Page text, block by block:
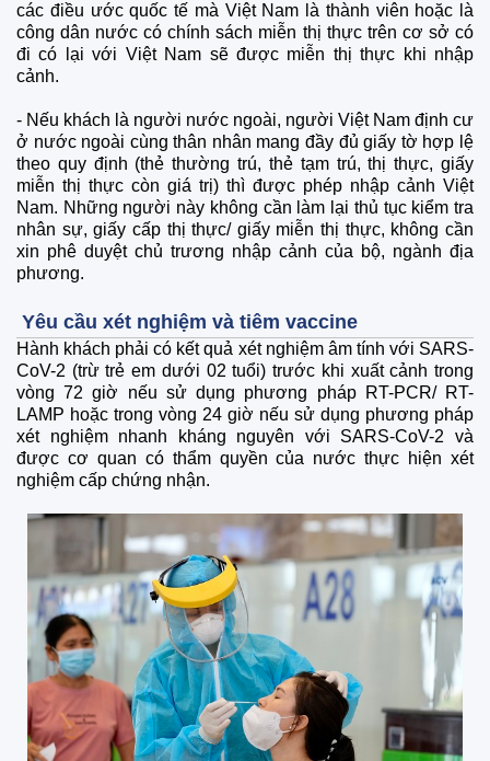
các điều ước quốc tế mà Việt Nam là thành viên hoặc là
công dân nước có chính sách miễn thị thực trên cơ sở có
đi có lại với Việt Nam sẽ được miễn thị thực khi nhập
cảnh.
- Nếu khách là người nước ngoài, người Việt Nam định cư
ở nước ngoài cùng thân nhân mang đầy đủ giấy tờ hợp lệ
theo quy định (thẻ thường trú, thẻ tạm trú, thị thực, giấy
miễn thị thực còn giá trị) thì được phép nhập cảnh Việt
Nam. Những người này không cần làm lại thủ tục kiểm tra
nhân sự, giấy cấp thị thực/ giấy miễn thị thực, không cần
xin phê duyệt chủ trương nhập cảnh của bộ, ngành địa
phương.
Yêu cầu xét nghiệm và tiêm vaccine
Hành khách phải có kết quả xét nghiệm âm tính với SARS-
CoV-2 (trừ trẻ em dưới 02 tuổi) trước khi xuất cảnh trong
vòng 72 giờ nếu sử dụng phương pháp RT-PCR/ RT-
LAMP hoặc trong vòng 24 giờ nếu sử dụng phương pháp
xét nghiệm nhanh kháng nguyên với SARS-CoV-2 và
được cơ quan có thẩm quyền của nước thực hiện xét
nghiệm cấp chứng nhận.